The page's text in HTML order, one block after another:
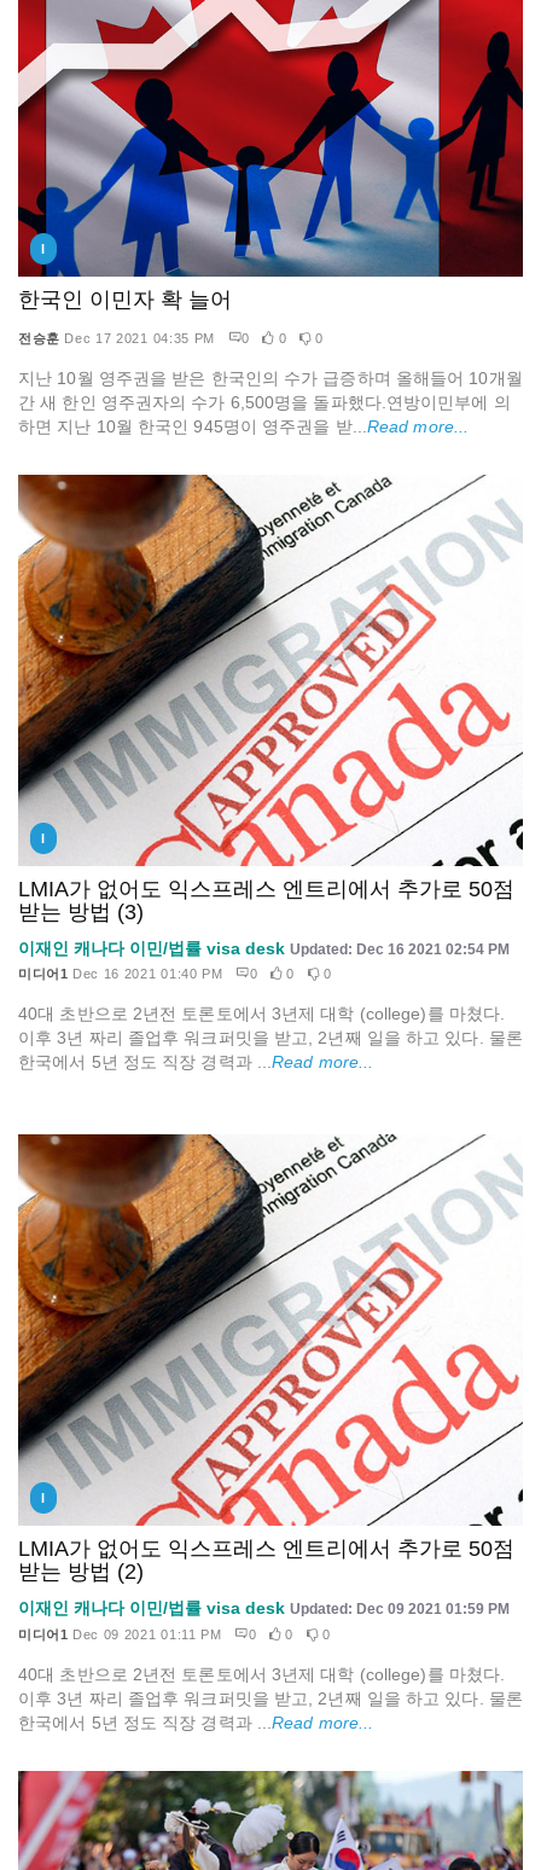
한국인 이민자 확 늘어
전승훈 Dec 17 2021 04:35 PM 0 0 0
지난 10월 영주권을 받은 한국인의 수가 급증하며 올해들어 10개월
간 새 한인 영주권자의 수가 6,500명을 돌파했다.연방이민부에 의
하면 지난 10월 한국인 945명이 영주권을 받... Read more...
I
LMIA가 없어도 익스프레스 엔트리에서 추가로 50점
받는 방법 (3)
이재인 캐나다 이민/법률 visa desk Updated: Dec 16 2021 02:54 PM
미디어1 Dec 16 2021 01:40 PM 0 0 0
40대 초반으로 2년전 토론토에서 3년제 대학 (college)를 마쳤다.
이후 3년 짜리 졸업후 워크퍼밋을 받고, 2년째 일을 하고 있다. 물론
한국에서 5년 정도 직장 경력과 ...Read more...
LMIA가 없어도 익스프레스 엔트리에서 추가로 50점
받는 방법 (2)
이재인 캐나다 이민/법률 visa desk Updated: Dec 09 2021 01:59 PM
미디어1 Dec 09 2021 01:11 PM 0 0 0
40대 초반으로 2년전 토론토에서 3년제 대학 (college)를 마쳤다.
이후 3년 짜리 졸업후 워크퍼밋을 받고, 2년째 일을 하고 있다. 물론
한국에서 5년 정도 직장 경력과 ...Read more...